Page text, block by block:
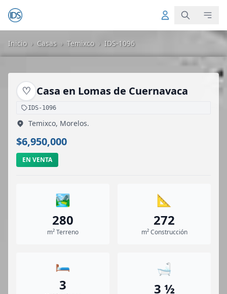
Inicio › Casas › Temixco › IDS-1096
♡ Casa en Lomas de Cuernavaca
IDS-1096
Temixco, Morelos.
$6,950,000
EN VENTA
🏞️
280
m² Terreno
📐
272
m² Construcción
🛏️
3
🛁
3 ½